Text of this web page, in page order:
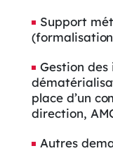
Support
Gestion
place d’un
direction,
Autres